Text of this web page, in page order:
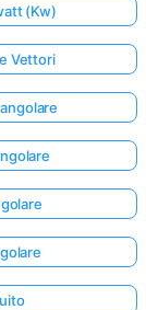
(Kw)
Vettori